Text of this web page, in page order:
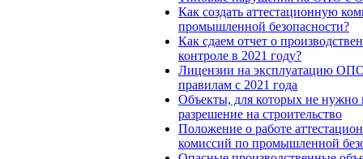
Как создать аттестационную
промышленной безопасности?
Как сдаем отчет о
контроле в 2021 году?
Лицензии на эксплуатацию
правилам с 2021 года
Объекты, для которых не нужно
разрешение на строительство
Положение о работе
комиссий по промышленной